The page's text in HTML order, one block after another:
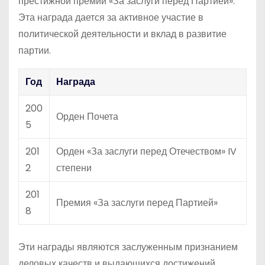
Эта награда дается за активное участие в
политической деятельности и вклад в развитие
партии.
Год
Награда
200
5
Орден Почета
201
2
Орден «За заслуги перед Отечеством» IV
степени
201
8
Премия «За заслуги перед Партией»
Эти награды являются заслуженным признанием